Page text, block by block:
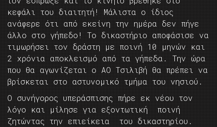
κεφάλι του διαιτητή! Μάλιστα ο ίδιος
ανάφερε ότι από εκείνη την ημέρα δεν πήγε
άλλο στο γήπεδο! Το δικαστήριο αποφάσισε να
τιμωρήσει τον δράστη με ποινή 10 μηνών και
2 χρόνια αποκλεισμό από τα γήπεδα. Την ώρα
που θα αγωνίζεται ο ΑΟ Τσιλιβή θα πρέπει να
βρίσκεται στο αστυνομικό τμήμα του νησιού.
Ο συνήγορος υπεράσπισης πήρε εκ νέου τον
λόγο και μίλησε για εξοντωτική ποινή
ζητώντας την επιείκεια του δικαστηρίου.